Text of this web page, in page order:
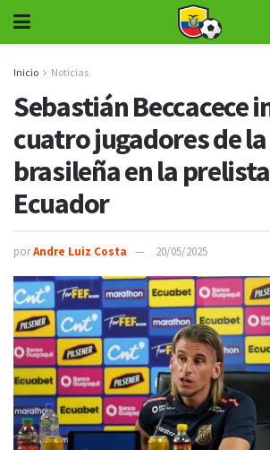
Inicio Noticias
Sebastián Beccacece
cuatro jugadores de la
brasileña en la
Ecuador
porAndre Luiz Costa 20/05/2025